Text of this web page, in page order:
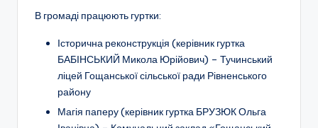
В громаді працюють гуртки:
Історична реконструкція (керівник гуртка
БАБІНСЬКИЙ Микола Юрійович) – Тучинський
ліцей Гощанської сільської ради Рівненського
району
Магія паперу (керівник гуртка БРУЗЮК Ольга